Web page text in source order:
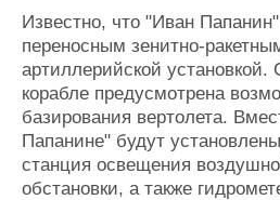
Известно, что "Иван
переносным зенитно-
артиллерийской установкой.
корабле предусмотрена
базирования вертолета.
Папанине" будут
станция освещения
обстановки, а также